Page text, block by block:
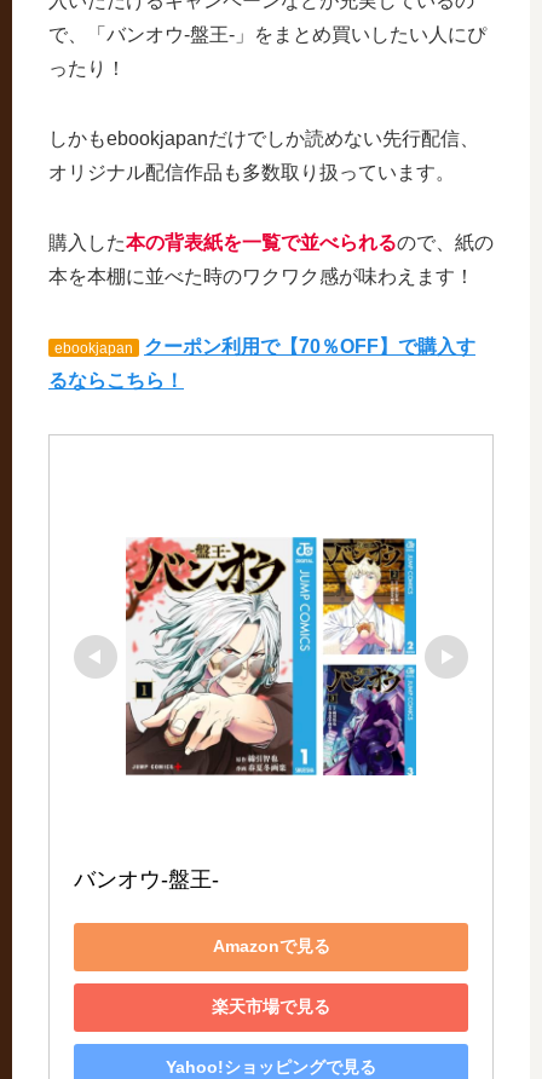
で、「バンオウ-盤王-」をまとめ買いしたい人にぴ
ったり！
しかもebookjapanだけでしか読めない先行配信、
オリジナル配信作品も多数取り扱っています。
購入した本の背表紙を一覧で並べられるので、紙の
本を本棚に並べた時のワクワク感が味わえます！
ebookjapan
クーポン利用で【70％OFF】で購入す
るならこちら！
バンオウ-盤王-
Amazonで見る
楽天市場で見る
Yahoo!ショッピングで見る